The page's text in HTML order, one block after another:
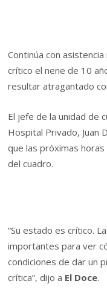
Continúa con
crítico el nene de 10
resultar atragantado
El jefe de la unidad de
Hospital Privado, Juan
que las próximas
del cuadro.
“Su estado es crítico.
importantes para ver
condiciones de dar un
crítica”, dijo a El Doce.